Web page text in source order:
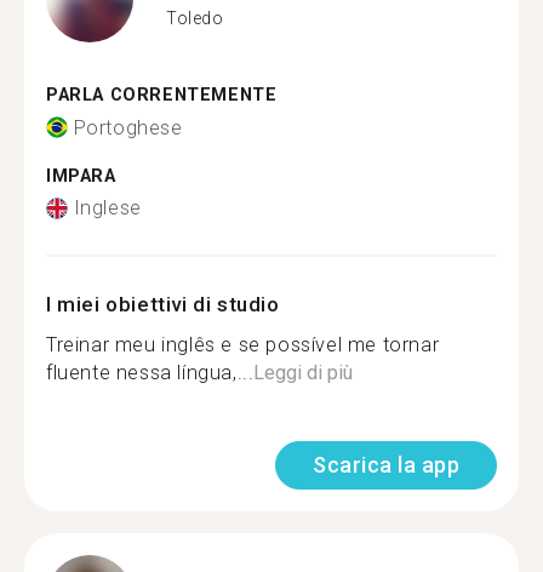
Toledo
PARLA CORRENTEMENTE
Portoghese
IMPARA
Inglese
I miei obiettivi di studio
Treinar meu inglês e se possível me tornar
fluente nessa língua,...Leggi di più
Scarica la app